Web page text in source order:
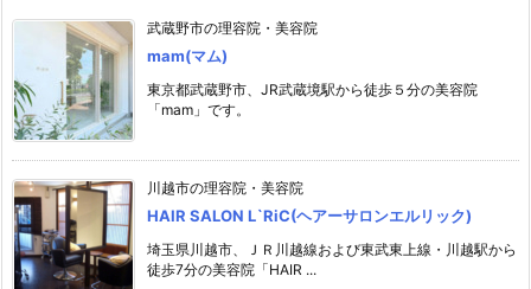
武蔵野市の理容院・美容院
mam(マム)
東京都武蔵野市、JR武蔵境駅から徒歩５分の美容院
「mam」です。
川越市の理容院・美容院
HAIR SALON L`RiC(ヘアーサロンエルリック)
埼玉県川越市、ＪＲ川越線および東武東上線・川越駅から
徒歩7分の美容院「HAIR ...